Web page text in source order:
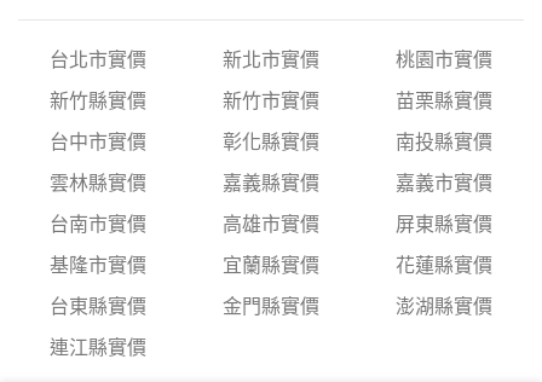
台北市實價 新北市實價
桃園市實價
新竹縣實價
新竹市實價
苗栗縣實價
台中市實價
彰化縣實價
南投縣實價
雲林縣實價
嘉義縣實價
嘉義市實價
台南市實價
高雄市實價
屏東縣實價
基隆市實價
宜蘭縣實價
花蓮縣實價
台東縣實價
金門縣實價
澎湖縣實價
連江縣實價